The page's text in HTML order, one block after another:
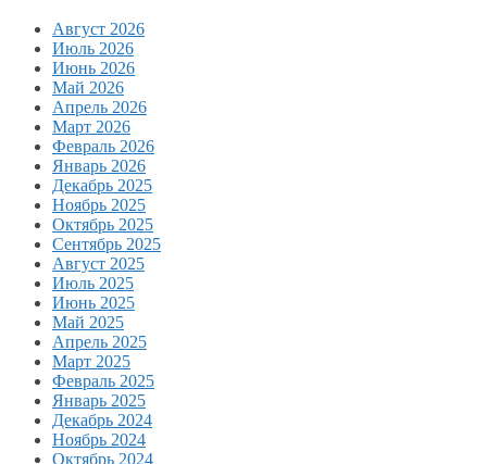
Август 2026
Июль 2026
Июнь 2026
Май 2026
Апрель 2026
Март 2026
Февраль 2026
Январь 2026
Декабрь 2025
Ноябрь 2025
Октябрь 2025
Сентябрь 2025
Август 2025
Июль 2025
Июнь 2025
Май 2025
Апрель 2025
Март 2025
Февраль 2025
Январь 2025
Декабрь 2024
Ноябрь 2024
Октябрь 2024